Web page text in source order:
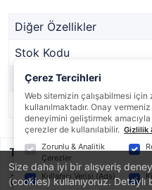
Size daha iyi bir alışveriş
(cookies) kullanıyoruz. Detaylı
Diğer Özellikler
Stok Kodu
Marka
Stok Durumu
Taksit / Ödeme
Ürün Yorumları
Çerez Tercihleri
Web sitemizin çalışabilmesi
kullanılmaktadır. Onay
deneyimini geliştirmek
çerezler de kullanılabilir. Gizlilik
Zorunlu & Analitik
Çerezler
Kullanıcı Verisi (Ads)